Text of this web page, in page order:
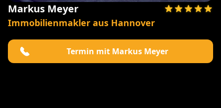
Markus Meyer
Immobilienmakler aus Hannover
Termin mit Markus Meyer